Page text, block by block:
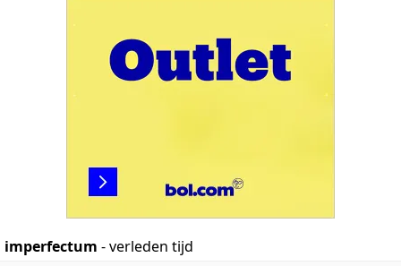
imperfectum - verleden tijd